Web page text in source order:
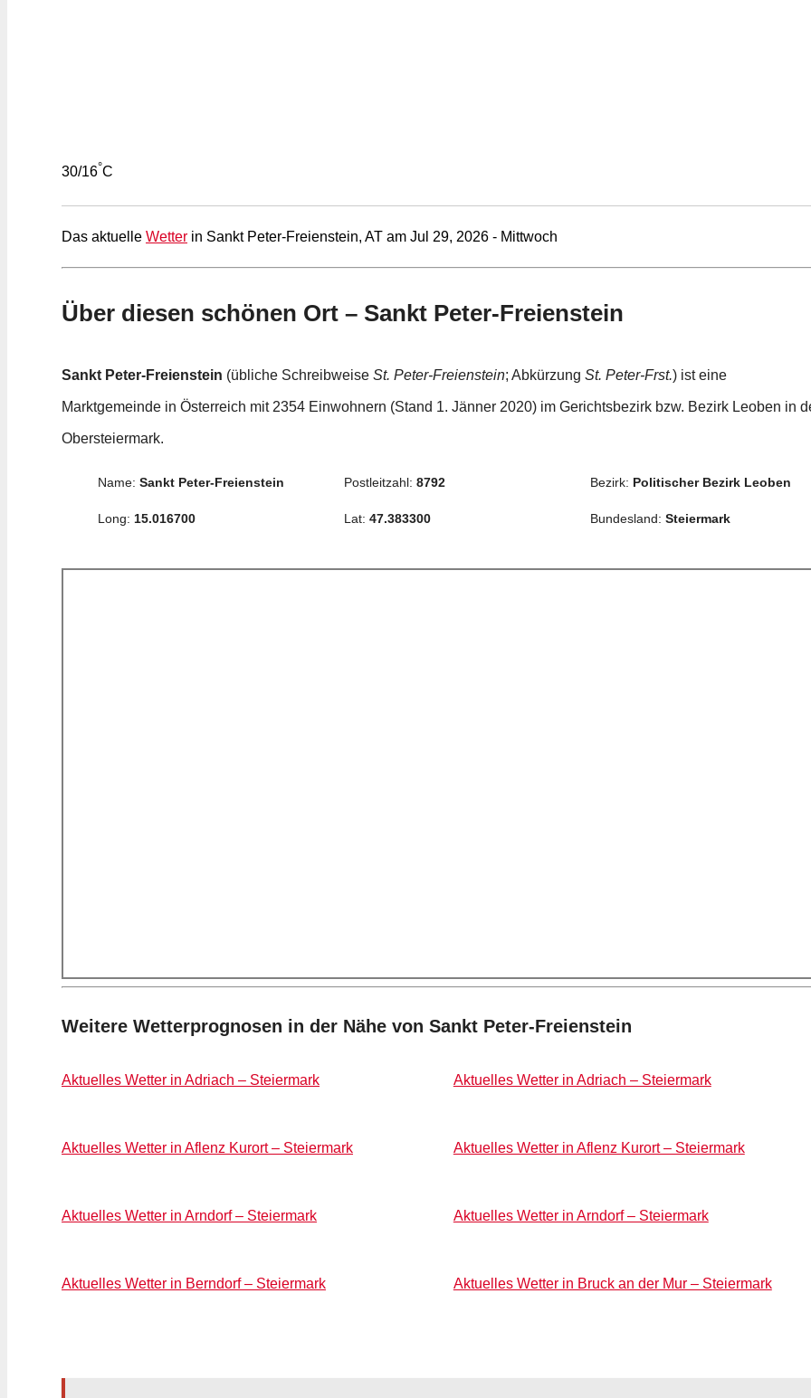
30/16°C
Das aktuelle Wetter in Sankt Peter-Freienstein, AT am Jul 29, 2026 - Mittwoch
Über diesen schönen Ort – Sankt Peter-Freienstein
Sankt Peter-Freienstein (übliche Schreibweise St. Peter-Freienstein; Abkürzung St. Peter-Frst.) ist eine
Marktgemeinde in Österreich mit 2354 Einwohnern (Stand 1. Jänner 2020) im Gerichtsbezirk bzw. Bezirk Leoben in
Obersteiermark.
Name: Sankt Peter-Freienstein Postleitzahl: 8792 Bezirk: Politischer Bezirk Leoben
Long: 15.016700 Lat: 47.383300 Bundesland: Steiermark
Weitere Wetterprognosen in der Nähe von Sankt Peter-Freienstein
Aktuelles Wetter in Adriach – Steiermark Aktuelles Wetter in Adriach – Steiermark
Aktuelles Wetter in Aflenz Kurort – Steiermark Aktuelles Wetter in Aflenz Kurort – Steiermark
Aktuelles Wetter in Arndorf – Steiermark Aktuelles Wetter in Arndorf – Steiermark
Aktuelles Wetter in Berndorf – Steiermark Aktuelles Wetter in Bruck an der Mur – Steiermark